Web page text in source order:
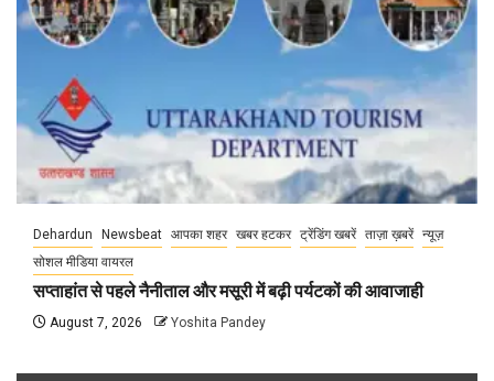
Dehardun Newsbeat आपका शहर खबर हटकर ट्रेंडिंग खबरें ताज़ा ख़बरें न्यूज़
सोशल मीडिया वायरल
सप्ताहांत से पहले नैनीताल और मसूरी में बढ़ी पर्यटकों की आवाजाही
August 7, 2026 Yoshita Pandey